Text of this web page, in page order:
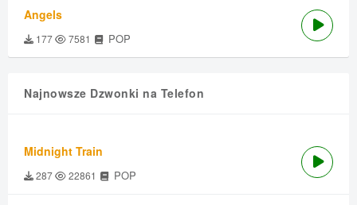
Angels
177 7581 POP
Najnowsze Dzwonki na Telefon
Midnight Train
287 22861 POP